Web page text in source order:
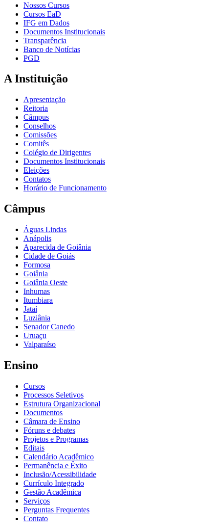
Nossos Cursos
Cursos EaD
IFG em Dados
Documentos Institucionais
Transparência
Banco de Notícias
PGD
A Instituição
Apresentação
Reitoria
Câmpus
Conselhos
Comissões
Comitês
Colégio de Dirigentes
Documentos Institucionais
Eleições
Contatos
Horário de Funcionamento
Câmpus
Águas Lindas
Anápolis
Aparecida de Goiânia
Cidade de Goiás
Formosa
Goiânia
Goiânia Oeste
Inhumas
Itumbiara
Jataí
Luziânia
Senador Canedo
Uruaçu
Valparaíso
Ensino
Cursos
Processos Seletivos
Estrutura Organizacional
Documentos
Câmara de Ensino
Fóruns e debates
Projetos e Programas
Editais
Calendário Acadêmico
Permanência e Êxito
Inclusão/Acessibilidade
Currículo Integrado
Gestão Acadêmica
Serviços
Perguntas Frequentes
Contato